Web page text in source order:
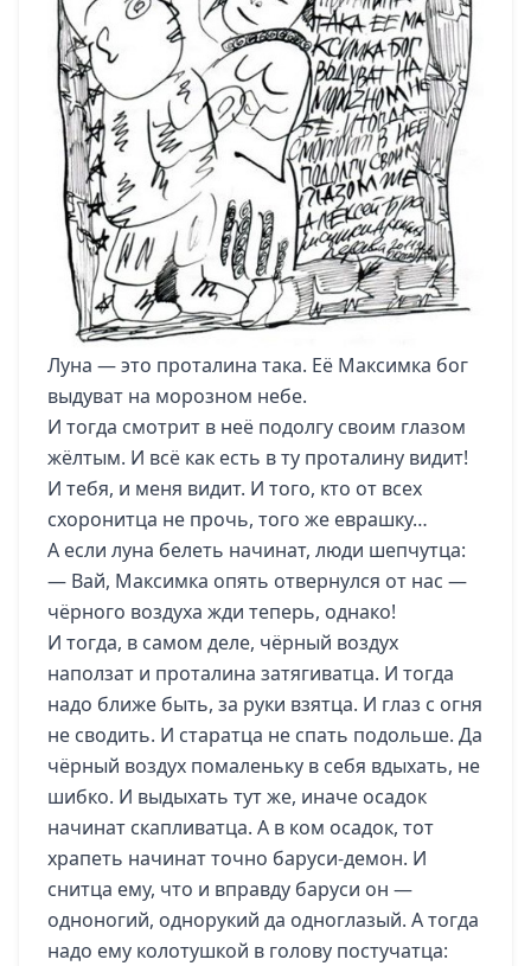
Луна — это проталина така. Её Максимка бог
выдуват на морозном небе.
И тогда смотрит в неё подолгу своим глазом
жёлтым. И всё как есть в ту проталину видит!
И тебя, и меня видит. И того, кто от всех
схоронитца не прочь, того же еврашку…
А если луна белеть начинат, люди шепчутца:
— Вай, Максимка опять отвернулся от нас —
чёрного воздуха жди теперь, однако!
И тогда, в самом деле, чёрный воздух
наползат и проталина затягиватца. И тогда
надо ближе быть, за руки взятца. И глаз с огня
не сводить. И старатца не спать подольше. Да
чёрный воздух помаленьку в себя вдыхать, не
шибко. И выдыхать тут же, иначе осадок
начинат скапливатца. А в ком осадок, тот
храпеть начинат точно баруси-демон. И
снитца ему, что и вправду баруси он —
одноногий, однорукий да одноглазый. А тогда
надо ему колотушкой в голову постучатца: